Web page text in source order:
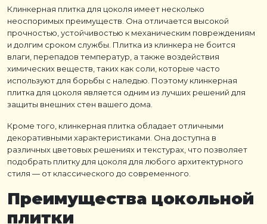
Клинкерная плитка для цоколя имеет несколько
неоспоримых преимуществ. Она отличается высокой
прочностью, устойчивостью к механическим повреждениям
и долгим сроком службы. Плитка из клинкера не боится
влаги, перепадов температур, а также воздействия
химических веществ, таких как соли, которые часто
используют для борьбы с наледью. Поэтому клинкерная
плитка для цоколя является одним из лучших решений для
защиты внешних стен вашего дома.
Кроме того, клинкерная плитка обладает отличными
декоративными характеристиками. Она доступна в
различных цветовых решениях и текстурах, что позволяет
подобрать плитку для цоколя для любого архитектурного
стиля — от классического до современного.
Преимущества цокольной
плитки